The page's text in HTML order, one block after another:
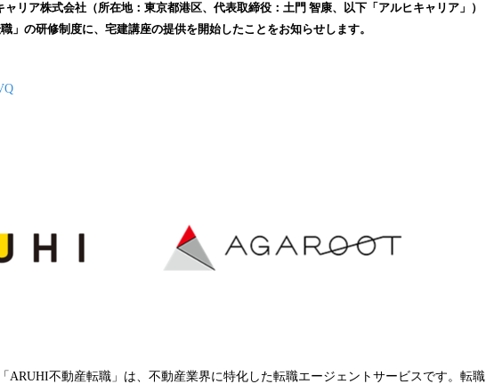
を
読
リア株式会社（所在地：東京都港区、代表取締役：土門 智康、以下「アルヒキャリア」）
」の研修制度に、宅建講座の提供を開始したことをお知らせします。
ARUHI不動産転職」は、不動産業界に特化した転職エージェントサービスです。転職